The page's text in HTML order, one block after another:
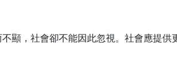
顯，社會卻不能因此忽視。社會應提